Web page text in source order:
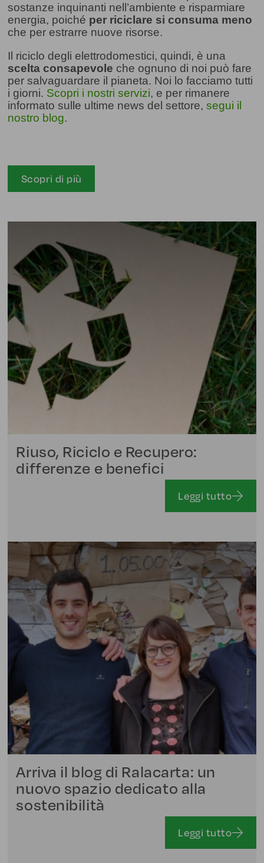
sostanze inquinanti nell’ambiente e risparmiare
energia, poiché per riciclare si consuma meno
che per estrarre nuove risorse.
Il riciclo degli elettrodomestici, quindi, è una
scelta consapevole che ognuno di noi può fare
per salvaguardare il pianeta. Noi lo facciamo tutti
i giorni. Scopri i nostri servizi, e per rimanere
informato sulle ultime news del settore,segui il
nostro blog.
Scopri di più
Riuso, Riciclo e Recupero:
differenze e benefici
Leggi tutto
Arriva il blog di Ralacarta: un
nuovo spazio dedicato alla
sostenibilità
Leggi tutto